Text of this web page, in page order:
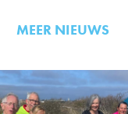
MEER NIEUWS